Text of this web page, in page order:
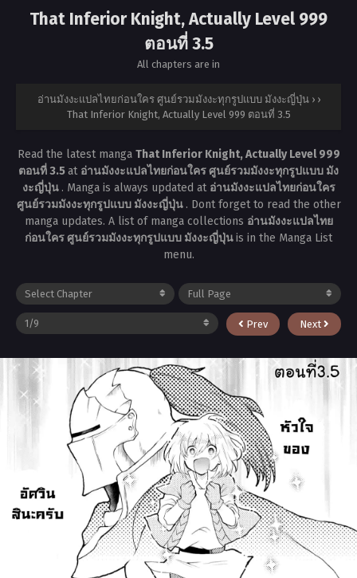
That Inferior Knight, Actually Level 999
ตอนที่ 3.5
All chapters are in
อ่านมังงะแปลไทยก่อนใคร ศูนย์รวมมังงะทุกรูปแบบ มังงะญี่ปุ่น › ›
That Inferior Knight, Actually Level 999 ตอนที่ 3.5
Read the latest manga That Inferior Knight, Actually Level 999
ตอนที่ 3.5at อ่านมังงะแปลไทยก่อนใคร ศูนย์รวมมังงะทุกรูปแบบ มัง
งะญี่ปุ่น . Manga is always updated at อ่านมังงะแปลไทยก่อนใคร
ศูนย์รวมมังงะทุกรูปแบบ มังงะญี่ปุ่น . Dont forget to read the other
manga updates. A list of manga collections อ่านมังงะแปลไทย
ก่อนใคร ศูนย์รวมมังงะทุกรูปแบบ มังงะญี่ปุ่นis in the Manga List
menu.
Prev Next